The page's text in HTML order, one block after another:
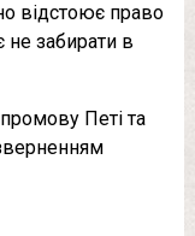
відстоює право
не забирати в
Петі та